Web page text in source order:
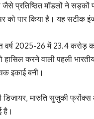
जैसे प्रतिष्ठित मॉडलों ने
को पार किया है। यह सटीक
वर्ष 2025-26 में 23.4 करोड़
करने वाली पहली
इकाई बनी।
मारुति सुजुकी फ्रोंक्स
है।